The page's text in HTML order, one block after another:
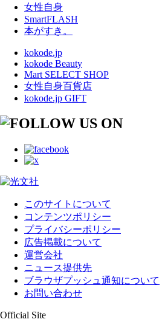
女性自身
SmartFLASH
本がすき。
kokode.jp
kokode Beauty
Mart SELECT SHOP
女性自身百貨店
kokode.jp GIFT
このサイトについて
コンテンツポリシー
プライバシーポリシー
広告掲載について
運営会社
ニュース提供先
ブラウザプッシュ通知について
お問い合わせ
Official Site